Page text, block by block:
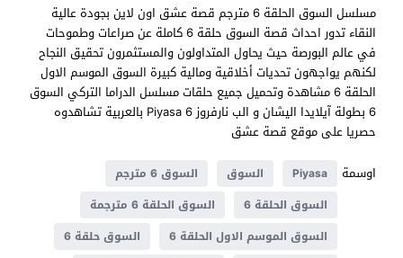
مسلسل السوق الحلقة 6 مترجم قصة عشق اون لاين بجودة عالية
النقاء تدور احداث قصة السوق حلقة 6 كاملة عن صراعات وطموحات
في عالم البورصة حيث يحاول المتداولون والمستثمرون تحقيق النجاح
لكنهم يواجهون تحديات أخلاقية ومالية كبيرة السوق الموسم الاول
الحلقة 6 مشاهدة وتحميل جميع حلقات مسلسل الدراما التركي السوق
6 بطولة آيلايدا اليشان و الب نارفروز Piyasa 6 بالعربية تشاهدوه
حصريا على موقع قصة عشق
اوسمة
Piyasa السوق
السوق 6 مترجم
السوق الحلقة 6
السوق الحلقة 6 مترجمة
السوق الموسم الاول الحلقة 6
السوق حلقة 6